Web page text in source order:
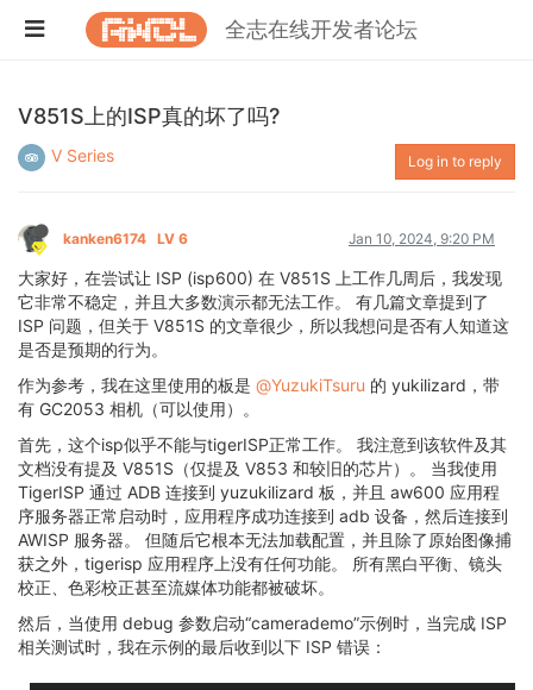
全志在线开发者论坛
V851S上的ISP真的坏了吗?
V Series Log in to reply
kanken6174 LV 6 Jan 10, 2024, 9:20 PM
大家好，在尝试让 ISP (isp600) 在 V851S 上工作几周后，我发现
它非常不稳定，并且大多数演示都无法工作。 有几篇文章提到了
ISP 问题，但关于 V851S 的文章很少，所以我想问是否有人知道这
是否是预期的行为。
作为参考，我在这里使用的板是 @YuzukiTsuru 的 yukilizard，带
有 GC2053 相机（可以使用）。
首先，这个isp似乎不能与tigerISP正常工作。 我注意到该软件及其
文档没有提及 V851S（仅提及 V853 和较旧的芯片）。 当我使用
TigerISP 通过 ADB 连接到 yuzukilizard 板，并且 aw600 应用程
序服务器正常启动时，应用程序成功连接到 adb 设备，然后连接到
AWISP 服务器。 但随后它根本无法加载配置，并且除了原始图像捕
获之外，tigerisp 应用程序上没有任何功能。 所有黑白平衡、镜头
校正、色彩校正甚至流媒体功能都被破坏。
然后，当使用 debug 参数启动“camerademo”示例时，当完成 ISP
相关测试时，我在示例的最后收到以下 ISP 错误：